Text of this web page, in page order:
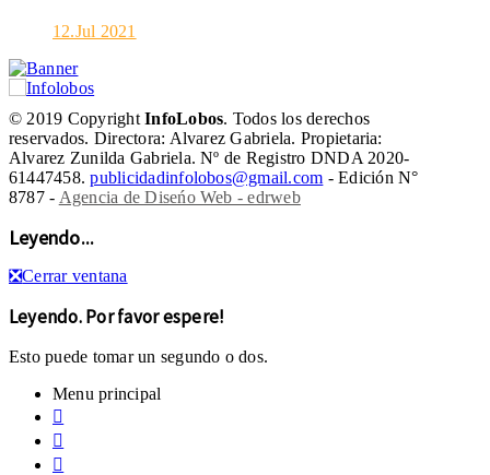
12.Jul 2021
© 2019 CopyrightInfoLobos. Todos los derechos
reservados. Directora: Alvarez Gabriela. Propietaria:
Alvarez Zunilda Gabriela. Nº de Registro DNDA 2020-
61447458.publicidadinfolobos@gmail.com - Edición N°
8787 - Agencia de Diseńo Web - edrweb
Leyendo...
❎Cerrar ventana
Leyendo. Por favor espere!
Esto puede tomar un segundo o dos.
Menu principal


